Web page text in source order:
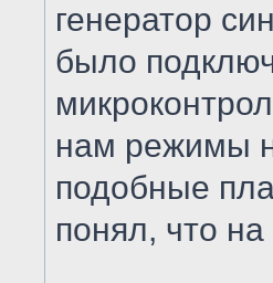
генератор
было
нам режимы
подобные
понял, что